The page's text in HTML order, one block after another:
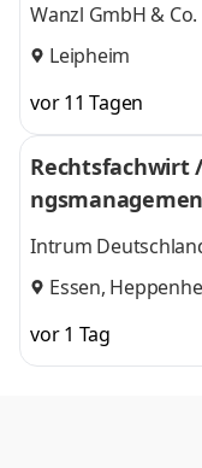
Wanzl GmbH & Co.
Leipheim
vor 11 Tagen
Rechtsfachwirt
Intrum
Essen,
vor 1 Tag